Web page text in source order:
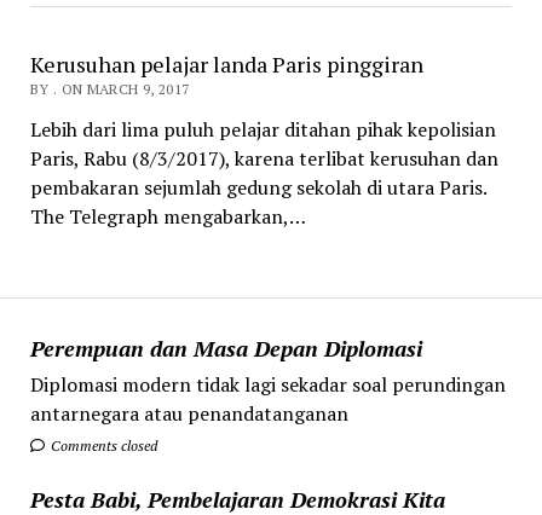
Perempuan dan Masa Depan Diplomasi
Diplomasi modern tidak lagi sekadar soal perundingan
antarnegara atau penandatanganan
Comments closed
Pesta Babi, Pembelajaran Demokrasi Kita
Kerusuhan pelajar landa Paris pinggiran
BY . ON MARCH 9, 2017
Lebih dari lima puluh pelajar ditahan pihak kepolisian
Paris, Rabu (8/3/2017), karena terlibat kerusuhan dan
pembakaran sejumlah gedung sekolah di utara Paris.
The Telegraph mengabarkan,…